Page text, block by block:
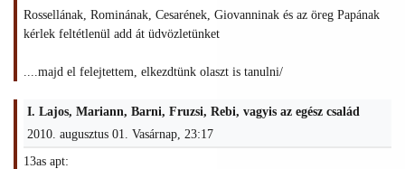
Rossellának, Rominának, Cesarének, Giovanninak és az öreg Papának
kérlek feltétlenül add át üdvözletünket
....majd el felejtettem, elkezdtünk olaszt is tanulni/
I. Lajos, Mariann, Barni, Fruzsi, Rebi, vagyis az egész család
2010. augusztus 01. Vasárnap, 23:17
13as apt: